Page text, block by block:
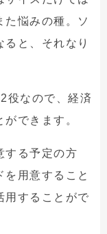
た悩みの種。ソ
と、それなり
役なので、経済
できます。
する予定の方
を用意すること
用することがで